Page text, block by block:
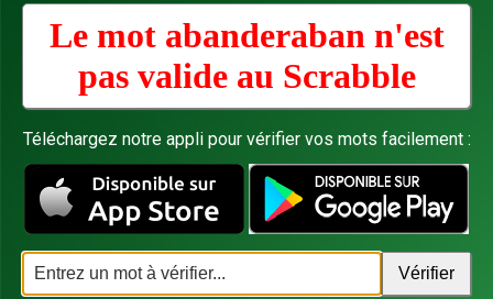
Le mot abanderaban n'est
pas valide au Scrabble
Téléchargez notre appli pour vérifier vos mots facilement :